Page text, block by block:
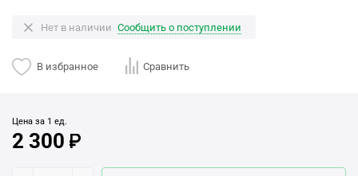
Нет в наличии Сообщить о поступлении
В избранное Сравнить
Цена за 1 ед.
2 300